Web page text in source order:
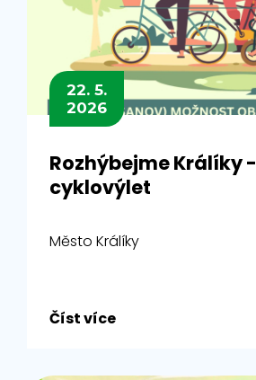
22. 5.
2026
Rozhýbejme Králíky -
cyklovýlet
Město Králíky
Číst více